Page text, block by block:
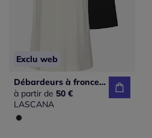
Exclu web
Débardeurs à fronces aux épaules en viscose douce
à partir de 50 €
LASCANA